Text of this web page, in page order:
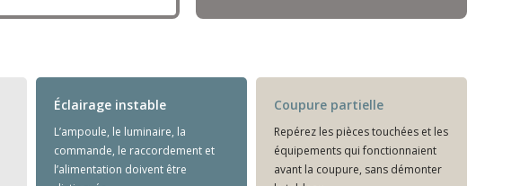
Éclairage instable
L’ampoule, le luminaire, la
commande, le raccordement et
l’alimentation doivent être
Coupure partielle
Repérez les pièces touchées et les
équipements qui fonctionnaient
avant la coupure, sans démonter